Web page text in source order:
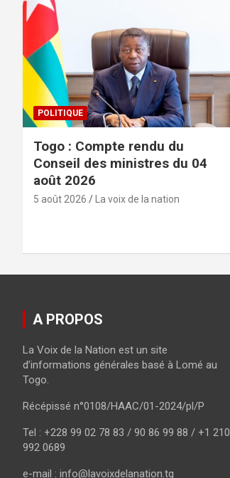
POLITIQUE
Togo : Compte rendu du
Conseil des ministres du 04
août 2026
5 août 2026 La voix de la nation
A PROPOS
La Voix de la Nation est un site
d’informations générales basé à Lomé au
Togo.
Récépissé n°0108/HAAC/01-2024/pl/P
Tel : +228 99 02 78 83 / 90 86 99 88 / +1 210
992 0689
e-mail : info@lavoixdelanation.tg